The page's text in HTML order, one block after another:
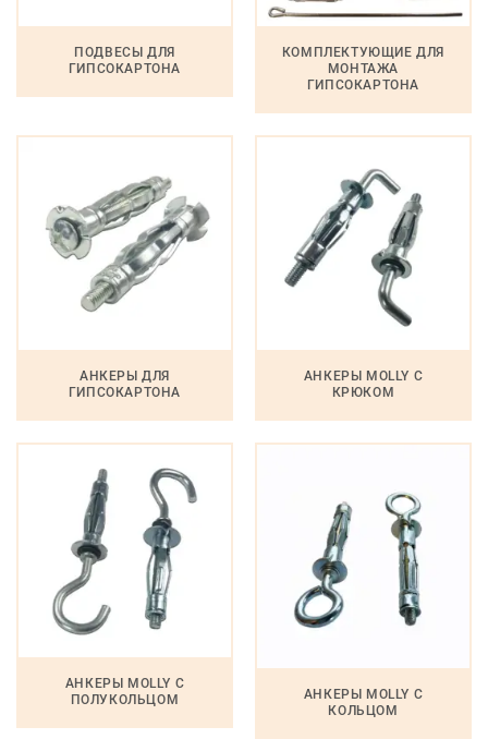
ПОДВЕСЫ ДЛЯ
ГИПСОКАРТОНА
КОМПЛЕКТУЮЩИЕ ДЛЯ
МОНТАЖА
ГИПСОКАРТОНА
АНКЕРЫ ДЛЯ
ГИПСОКАРТОНА
АНКЕРЫ MOLLY С
КРЮКОМ
АНКЕРЫ MOLLY С
ПОЛУКОЛЬЦОМ
АНКЕРЫ MOLLY С
КОЛЬЦОМ